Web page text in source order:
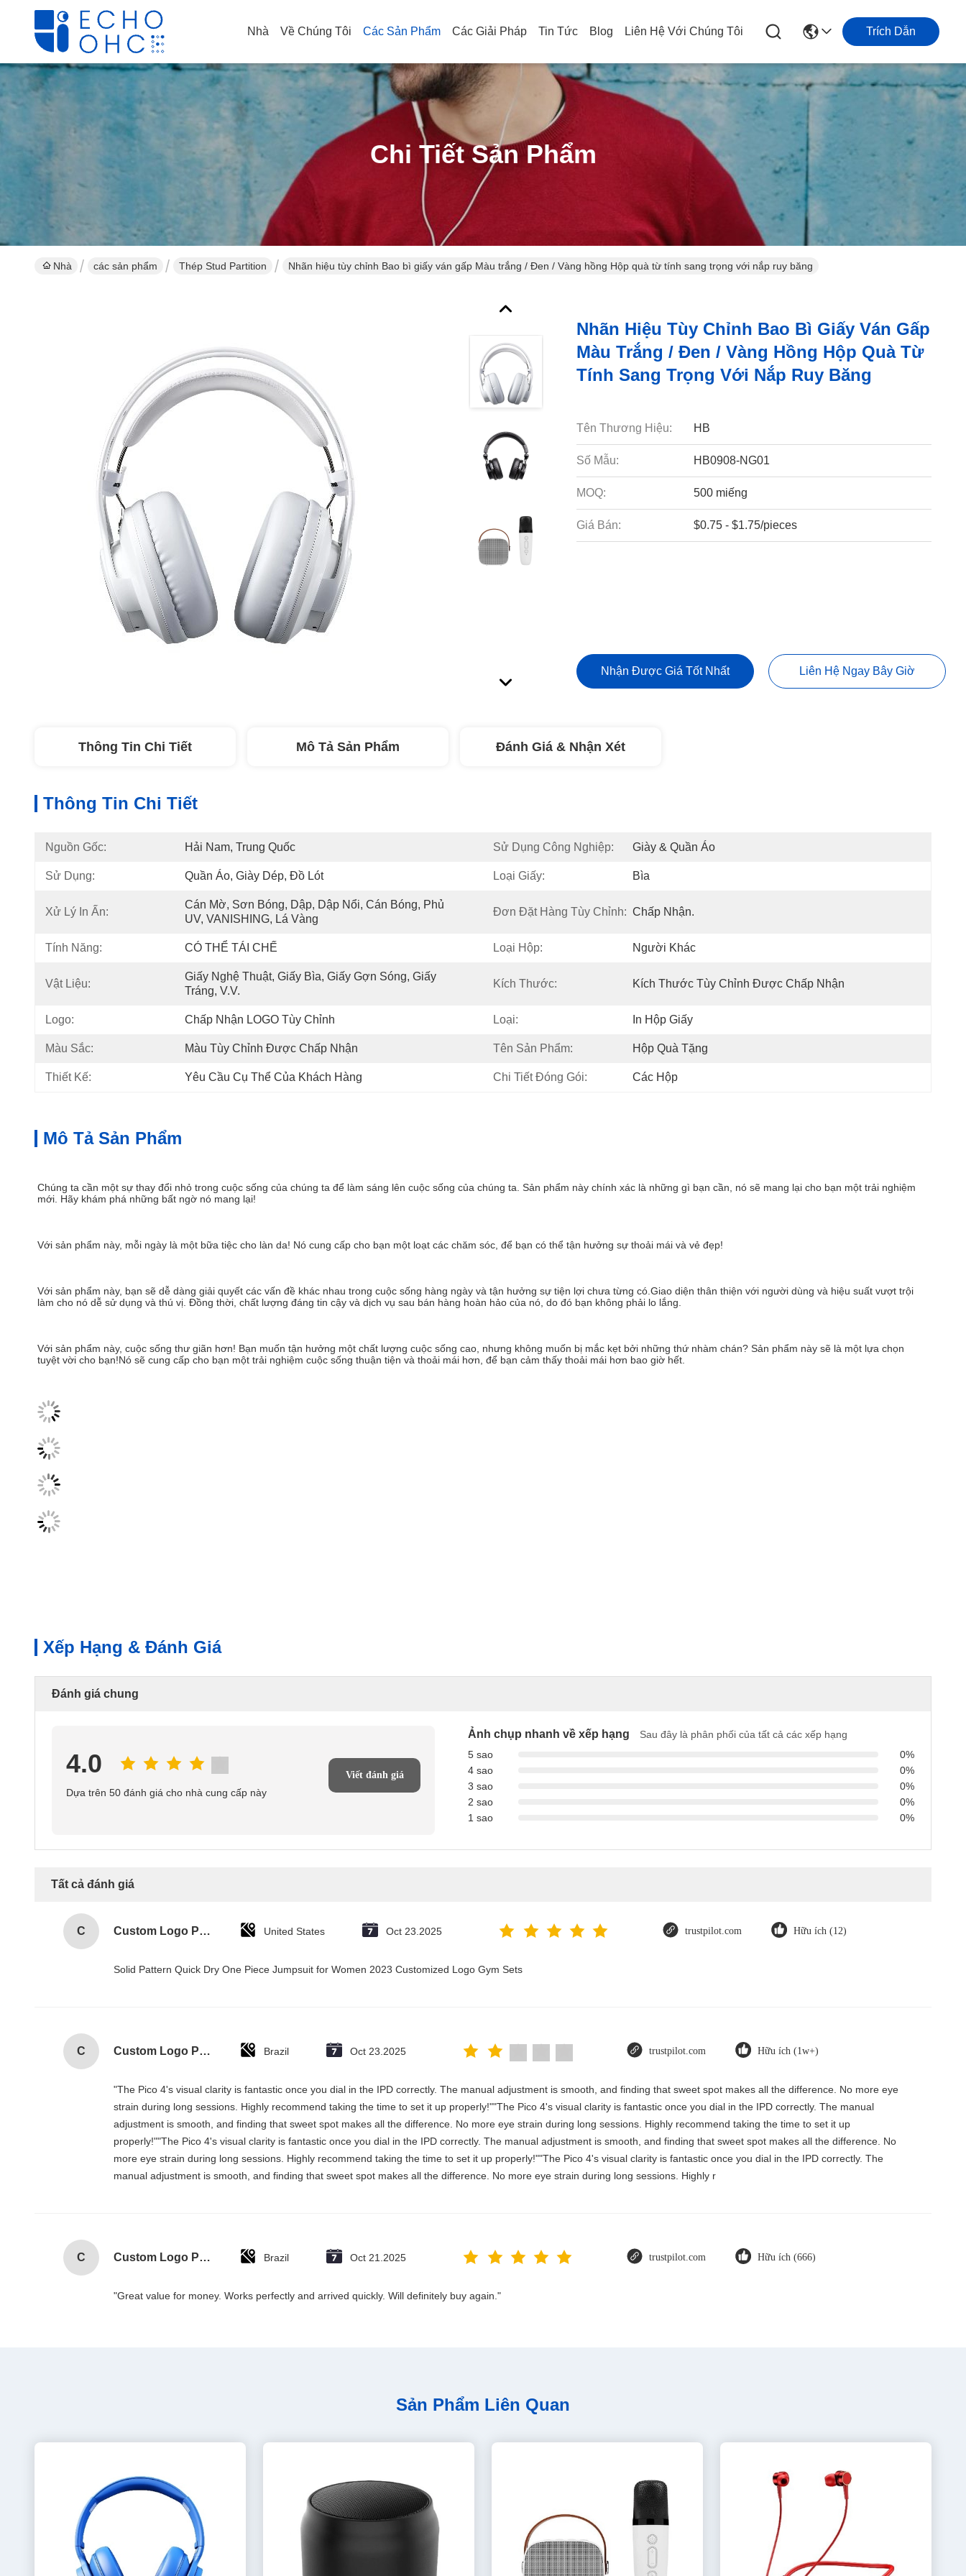
Nhà Về Chúng Tôi Các Sản Phẩm Các Giải Pháp Tin Tức Blog Liên Hệ Với Chúng Tôi Trích Dẫn
Chi Tiết Sản Phẩm
Nhà các sản phẩm Thép Stud Partition Nhãn hiệu tùy chỉnh Bao bì giấy ván gấp Màu trắng / Đen / Vàng hồng Hộp quà từ tính sang trọng với nắp ruy băng
Nhãn Hiệu Tùy Chỉnh Bao Bì Giấy Ván Gấp
Màu Trắng / Đen / Vàng Hồng Hộp Quà Từ
Tính Sang Trọng Với Nắp Ruy Băng
Tên Thương Hiệu: HB
Số Mẫu: HB0908-NG01
MOQ: 500 miếng
Giá Bán: $0.75 - $1.75/pieces
Nhận Được Giá Tốt Nhất Liên Hệ Ngay Bây Giờ
Thông Tin Chi Tiết Mô Tả Sản Phẩm Đánh Giá & Nhận Xét
Thông Tin Chi Tiết
Nguồn Gốc: Hải Nam, Trung Quốc Sử Dụng Công Nghiệp: Giày & Quần Áo
Sử Dụng: Quần Áo, Giày Dép, Đồ Lót Loại Giấy: Bìa
Xử Lý In Ấn:
Cán Mờ, Sơn Bóng, Dập, Dập Nổi, Cán Bóng, Phủ
UV, VANISHING, Lá Vàng
Đơn Đặt Hàng Tùy Chỉnh: Chấp Nhận.
Tính Năng: CÓ THỂ TÁI CHẾ Loại Hộp: Người Khác
Vật Liệu:
Giấy Nghệ Thuật, Giấy Bìa, Giấy Gợn Sóng, Giấy
Tráng, V.v.
Kích Thước: Kích Thước Tùy Chỉnh Được Chấp Nhận
Logo: Chấp Nhận LOGO Tùy Chỉnh Loại: In Hộp Giấy
Màu Sắc: Màu Tùy Chỉnh Được Chấp Nhận Tên Sản Phẩm: Hộp Quà Tặng
Thiết Kế: Yêu Cầu Cụ Thể Của Khách Hàng Chi Tiết Đóng Gói: Các Hộp
Mô Tả Sản Phẩm
Chúng ta cần một sự thay đổi nhỏ trong cuộc sống của chúng ta để làm sáng lên cuộc sống của chúng ta. Sản phẩm này chính xác là những gì bạn cần, nó sẽ mang lại cho bạn một trải nghiệm
mới. Hãy khám phá những bất ngờ nó mang lại!
Với sản phẩm này, mỗi ngày là một bữa tiệc cho làn da! Nó cung cấp cho bạn một loạt các chăm sóc, để bạn có thể tận hưởng sự thoải mái và vẻ đẹp!
Với sản phẩm này, bạn sẽ dễ dàng giải quyết các vấn đề khác nhau trong cuộc sống hàng ngày và tận hưởng sự tiện lợi chưa từng có.Giao diện thân thiện với người dùng và hiệu suất vượt trội
làm cho nó dễ sử dụng và thú vị. Đồng thời, chất lượng đáng tin cậy và dịch vụ sau bán hàng hoàn hảo của nó, do đó bạn không phải lo lắng.
Với sản phẩm này, cuộc sống thư giãn hơn! Bạn muốn tận hưởng một chất lượng cuộc sống cao, nhưng không muốn bị mắc kẹt bởi những thứ nhàm chán? Sản phẩm này sẽ là một lựa chọn
tuyệt vời cho bạn!Nó sẽ cung cấp cho bạn một trải nghiệm cuộc sống thuận tiện và thoải mái hơn, để bạn cảm thấy thoải mái hơn bao giờ hết.
Xếp Hạng & Đánh Giá
Đánh giá chung
4.0
Dựa trên 50 đánh giá cho nhà cung cấp này
Viết đánh giá
Ảnh chụp nhanh về xếp hạng
Sau đây là phân phối của tất cả các xếp hạng
5 sao
0%
4 sao
0%
3 sao
0%
2 sao
0%
1 sao
0%
Tất cả đánh giá
C Custom Logo Paper Cardboard Packing Folding White / Black / Rose Gold Luxury Magnetic Gift Box with Ribbon Closure United States Oct 23.2025 trustpilot.com Hữu ích (12)
Solid Pattern Quick Dry One Piece Jumpsuit for Women 2023 Customized Logo Gym Sets
C Custom Logo Paper Cardboard Packing Folding White / Black / Rose Gold Luxury Magnetic Gift Box with Ribbon Closure Brazil Oct 23.2025 trustpilot.com Hữu ích (1w+)
"The Pico 4's visual clarity is fantastic once you dial in the IPD correctly. The manual adjustment is smooth, and finding that sweet spot makes all the difference. No more eye
strain during long sessions. Highly recommend taking the time to set it up properly!""The Pico 4's visual clarity is fantastic once you dial in the IPD correctly. The manual
adjustment is smooth, and finding that sweet spot makes all the difference. No more eye strain during long sessions. Highly recommend taking the time to set it up
properly!""The Pico 4's visual clarity is fantastic once you dial in the IPD correctly. The manual adjustment is smooth, and finding that sweet spot makes all the difference. No
more eye strain during long sessions. Highly recommend taking the time to set it up properly!""The Pico 4's visual clarity is fantastic once you dial in the IPD correctly. The
manual adjustment is smooth, and finding that sweet spot makes all the difference. No more eye strain during long sessions. Highly r
C Custom Logo Paper Cardboard Packing Folding White / Black / Rose Gold Luxury Magnetic Gift Box with Ribbon Closure Brazil Oct 21.2025 trustpilot.com Hữu ích (666)
"Great value for money. Works perfectly and arrived quickly. Will definitely buy again."
Sản Phẩm Liên Quan